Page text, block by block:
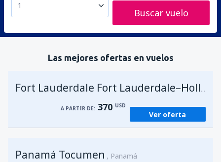
1
Buscar vuelo
Las mejores ofertas en vuelos
Fort Lauderdale Fort Lauderdale–Hollywood Intl Airport
A PARTIR DE: 370 USD
Ver oferta
Panamá Tocumen Panamá